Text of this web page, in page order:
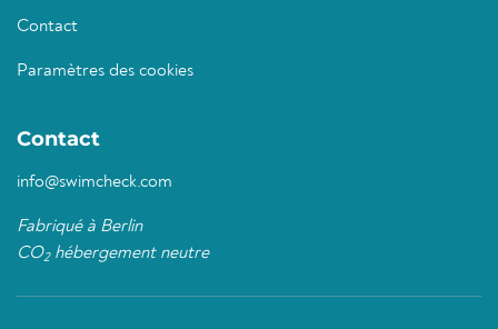
Contact
Paramètres des cookies
Contact
info@swimcheck.com
Fabriqué à Berlin
CO2hébergement neutre